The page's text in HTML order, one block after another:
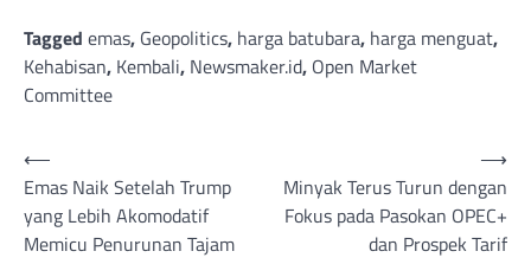
Tagged emas, Geopolitics, harga batubara, harga menguat,
Kehabisan, Kembali, Newsmaker.id, Open Market
Committee
Post
navigation
⟵
Emas Naik Setelah Trump
yang Lebih Akomodatif
Memicu Penurunan Tajam
Minyak Terus Turun dengan
Fokus pada Pasokan OPEC+
dan Prospek Tarif
⟶